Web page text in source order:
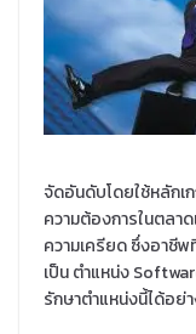
จัดอันดับโดยใช้หลักเ
ความต้องการในตลา
ความเครียด ซึ่งอาชีพ
เป็น ตำแหน่ง
รักษาตำแหน่งนี้ได้อย่